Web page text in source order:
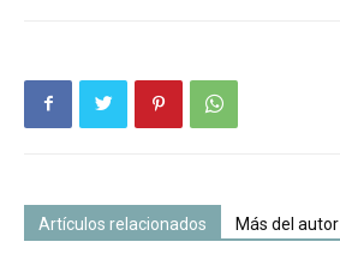
Artículos relacionados Más del autor